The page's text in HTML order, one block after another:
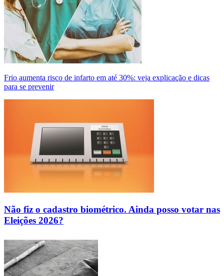
Frio aumenta risco de infarto em até 30%: veja explicação e dicas
para se prevenir
Não fiz o cadastro biométrico. Ainda posso votar nas
Eleições 2026?